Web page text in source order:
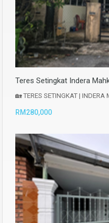
Teres Setingkat Indera
🏡 TERES SETINGKAT | INDERA
RM280,000